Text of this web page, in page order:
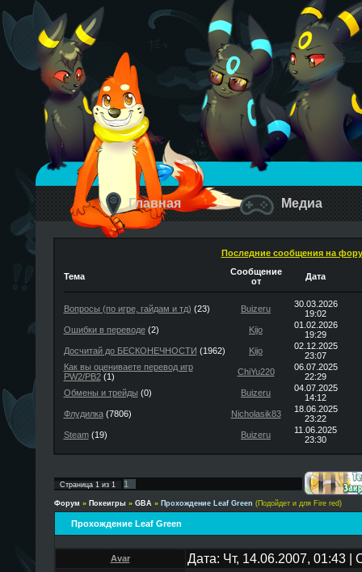
Главная Медиа
Последние сообщения на
Тема
Сообщение
от
Дата
Вопросы (по игре, гайдам и тд) (23) Buizeru
30.03.2026
19:02
Ошибки в переводе(2) Kijo
01.02.2026
19:29
Досчитай до БЕСКОНЕЧНОСТИ (1962) Kijo
02.12.2025
23:07
Как вы оцениваете перевод игр
PW2/PB2(1) ChiYu220
06.07.2025
22:29
Обмены и трейды (0) Buizeru
04.07.2025
14:12
Флудилка(7806) Nicholasik83
18.06.2025
23:22
Steam(19) Buizeru
11.06.2025
23:30
Страница 1из 1 1
Форум » Покеигры » GBA » Прохождение Leaf Green (Подойдет и для Fire red)
Прохождение Leaf Green
Avar Дата: Чт, 14.06.2007, 01:43